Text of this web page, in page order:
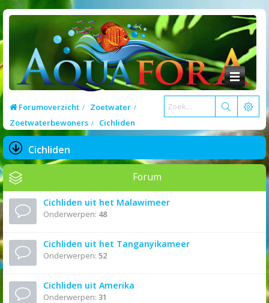
Forumoverzicht
Zoetwater
Zoetwaterbewoners
Cichliden
Cichliden
Forum
Cichliden uit het Malawimeer
Onderwerpen: 48
Cichliden uit het Tanganyikameer
Onderwerpen: 52
Cichliden uit Amerika
Onderwerpen: 31